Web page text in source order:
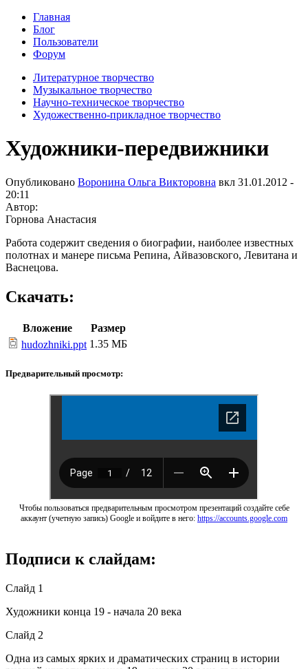
Главная
Блог
Пользователи
Форум
Литературное творчество
Музыкальное творчество
Научно-техническое творчество
Художественно-прикладное творчество
Художники-передвижники
Опубликовано Воронина Ольга Викторовна вкл 31.01.2012 -
20:11
Автор:
Горнова Анастасия
Работа содержит сведения о биографии, наиболее известных
полотнах и манере письма Репина, Айвазовского, Левитана и
Васнецова.
Скачать:
Вложение
Размер
hudozhniki.ppt 1.35 МБ
Предварительный просмотр:
Чтобы пользоваться предварительным просмотром презентаций создайте себе
аккаунт (учетную запись) Google и войдите в него: https://accounts.google.com
Подписи к слайдам:
Слайд 1
Художники конца 19 - начала 20 века
Слайд 2
Одна из самых ярких и драматических страниц в истории